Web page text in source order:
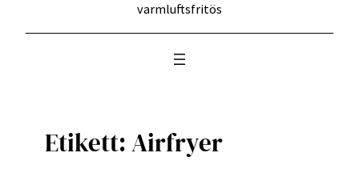
varmluftsfritös
Etikett:Airfryer